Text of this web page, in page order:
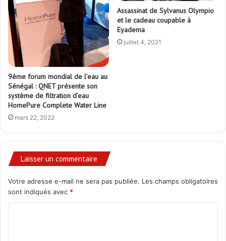
9ème forum mondial de l’eau au
Sénégal : QNET présente son
système de filtration d’eau
HomePure Complete Water Line
mars 22, 2022
Assassinat de Sylvanus Olympio
et le cadeau coupable à
Eyadema
juillet 4, 2021
Laisser un commentaire
Votre adresse e-mail ne sera pas publiée. Les champs obligatoires
sont indiqués avec *